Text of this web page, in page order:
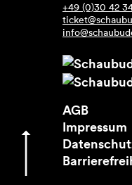
+49 (0)30 42
AGB
Impressum